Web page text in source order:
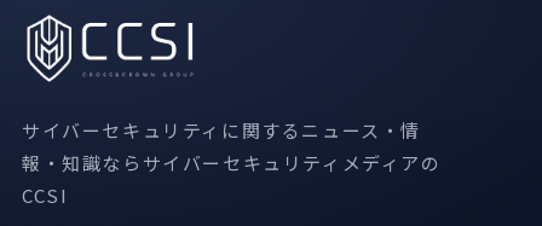
サイバーセキュリティに関するニュース・情
報・知識ならサイバーセキュリティメディアの
CCSI